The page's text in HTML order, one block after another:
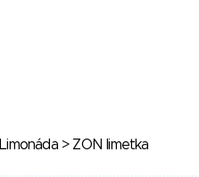
Limonáda> ZON limetka